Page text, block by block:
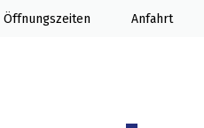
Öffnung Anfahrt